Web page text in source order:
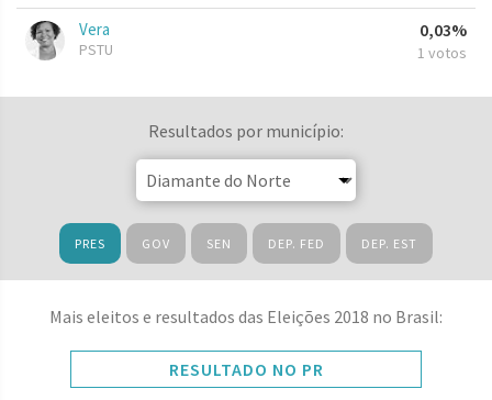
Vera
PSTU
0,03%
1 votos
Resultados por município:
PRES GOV SEN DEP. FED DEP. EST
Mais eleitos e resultados das Eleições 2018 no Brasil:
RESULTADO NO PR